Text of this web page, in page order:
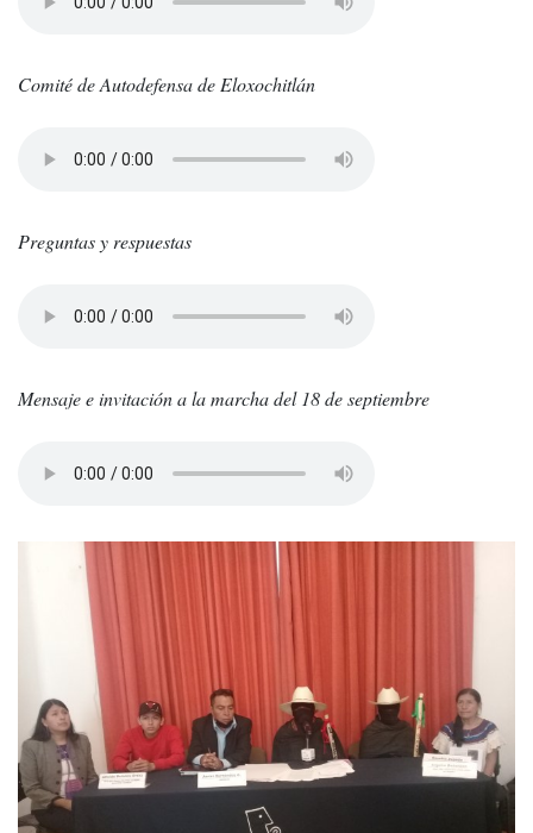
Comité de Autodefensa de Eloxochitlán
Preguntas y respuestas
Mensaje e invitación a la marcha del 18 de septiembre